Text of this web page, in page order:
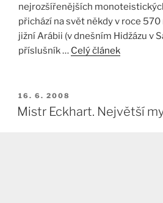
nejrozšířenějších
přichází na svět někdy v roce 570
jižní Arábii (v dnešním Hidžázu v
příslušník … Celý článek
PUBLIKOVÁNO
16. 6. 2008
Mistr Eckhart. Největší